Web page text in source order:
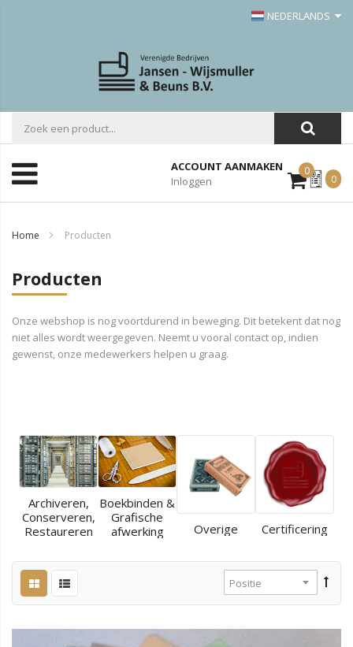
NEDERLANDS
ACCOUNT AANMAKEN
Inloggen
0Mijn
Offerte
0
Home Producten
Producten
Onze webshop is nog voortdurend in beweging. Dit betekent dat nog
niet alles wordt weergegeven. Neemt u vooral contact op, indien
gewenst, onze medewerkers helpen u graag.
Archiveren,
Conserveren,
Restaureren
Boekbinden &
Grafische
afwerking
Overige Certificering